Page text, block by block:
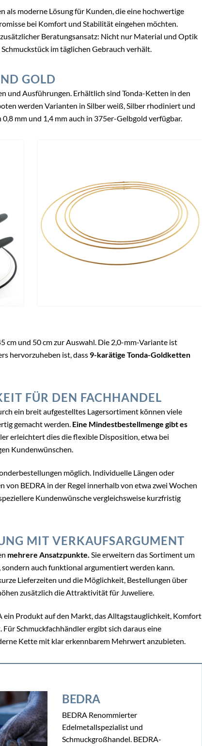
als moderne Lösung für Kunden, die eine hochwertige
bei Komfort und Stabilität eingehen möchten.
Beratungsansatz: Nicht nur Material und Optik
im täglichen Gebrauch verhält.
GOLD
und Ausführungen. Erhältlich sind Tonda-Ketten in den
werden Varianten in Silber weiß, Silber rhodiniert und
mm und 1,4 mm auch in 375er-Gelbgold verfügbar.
cm und 50 cm zur Auswahl. Die 2,0-mm-Variante ist
hervorzuheben ist, dass 9-karätige Tonda-Goldketten
FÜR DEN FACHHANDEL
ein breit aufgestelltes Lagersortiment können viele
gemacht werden. Eine Mindestbestellmenge gibt es
erleichtert dies die flexible Disposition, etwa bei
Kundenwünschen.
möglich. Individuelle Längen oder
BEDRA in der Regel innerhalb von etwa zwei Wochen
Kundenwünsche vergleichsweise kurzfristig
MIT VERKAUFSARGUMENT
mehrere Ansatzpunkte. Sie erweitern das Sortiment um
auch funktional argumentiert werden kann.
Lieferzeiten und die Möglichkeit, Bestellungen über
zusätzlich die Attraktivität für Juweliere.
ein Produkt auf den Markt, das Alltagstauglichkeit, Komfort
Schmuckfachhändler ergibt sich daraus eine
Kette mit klar erkennbarem Mehrwert anzubieten.
BEDRA
BEDRA Renommierter
Edelmetallspezialist und
Schmuckgroßhandel. BEDRA-